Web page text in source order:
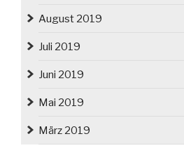
August 2019
Juli 2019
Juni 2019
Mai 2019
März 2019